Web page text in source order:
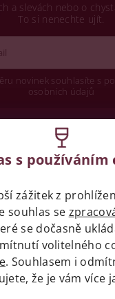
a slevách nebo o
To si nenechte ujít.
novinek souhlasíte s
osobních údajů
alkoholických
let.
s používáním
zážitek z
souhlas se
se dočasně
volitelného
. Souhlasem i
že je vám více